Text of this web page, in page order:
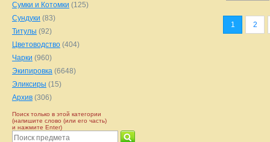
1 2
Сумки и Котомки (125)
Сундуки (83)
Титулы (92)
Цветоводство (404)
Чарки (960)
Экипировка (6648)
Эликсиры (15)
Архив (306)
Поиск только в этой категории
(напишите слово (или его часть)
и нажмите Enter)